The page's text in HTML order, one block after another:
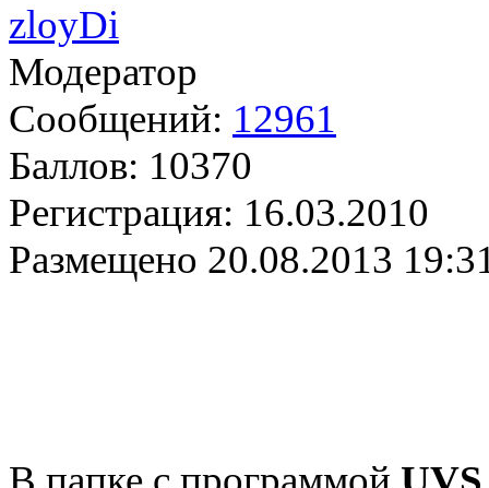
zloyDi
Модератор
Сообщений: 12961
Баллов: 10370
Регистрация: 16.03.2010
Размещено 20.08.2013